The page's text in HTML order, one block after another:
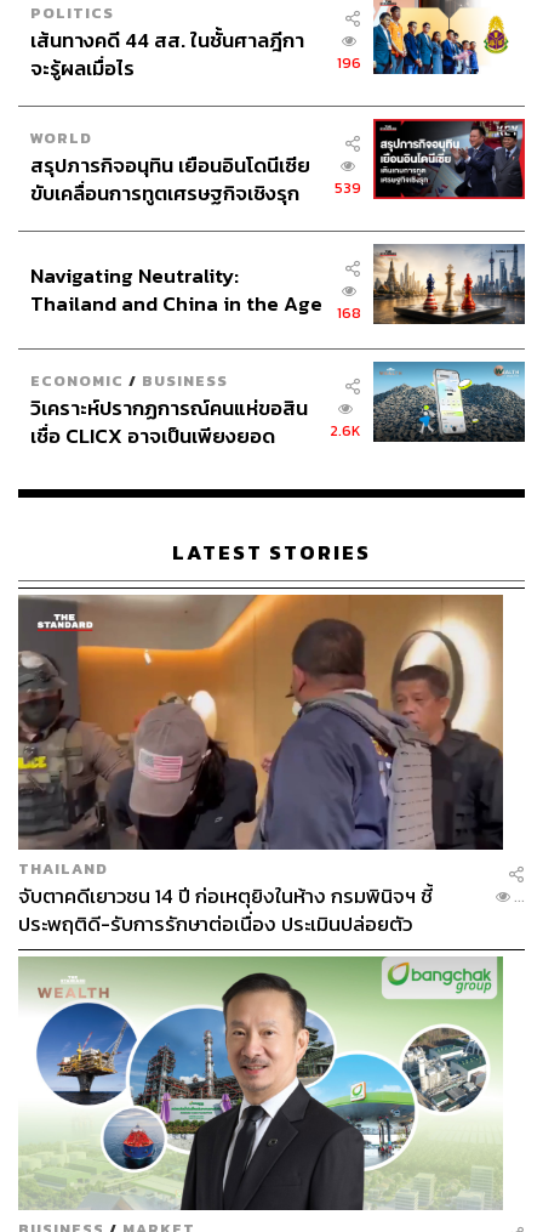
Running Man Thailand / iQIYI
แม้คอนเทนต์ฝั่งไทยจะอัดแน่น แต่ซีรีส์ฝั่งจีนก็ไม่น้อยหน้า ยัง
ประกาศไลน์อัปซีรีส์จีนเรื่องใหม่ อาทิ ‘How dare you!?’
นำแสดงโดย เฉิงเหล่ย และ หวังฉู่หรัน ‘Southern Anecdote’
นำแสดงโดย จางซินเฉิง, ติงอวี่ซี และ เจียงเพ่ยเหยา ‘Chasing
Jade’ นำแสดงโดย จางหลิงเฮ่อ และ เถียนซีเวย รวมถึงซีรีส์
จาก iQIYI ที่พร้อมมอบความสนุกแบบครบรสตั้งแต่ปลายปีนี้
จนถึงปีหน้า พร้อมเดินหน้าสู่ปี 2026 อย่างยิ่งใหญ่กว่าที่เคย
TAGS: ซีรีส์จีน ซีรีส์วาย
ซีรีส์ไทย
Running Man Thailand
GMMTV Running Man
996
ABOUT THE AUTHOR
ขัติยา ฤทธิรุตม์
Content Creator (Thai Culture) - THE
STANDARD POP
POLITICS
เส้นทางคดี 44 สส. ในชั้นศาลฎีกา
จะรู้ผลเมื่อไร
196
WORLD
สรุปภารกิจอนุทิน เยือนอินโดนีเซีย
ขับเคลื่อนการทูตเศรษฐกิจเชิงรุก
539
Navigating Neutrality:
Thailand and China in the Age
168
ECONOMIC / BUSINESS
วิเคราะห์ปรากฏการณ์คนแห่ขอสิน
เชื่อ CLICX อาจเป็นเพียงยอด
เรือนไทยที่ถูกซุกไว้
2.6K
LATEST STORIES
THAILAND
จับตาคดีเยาวชน 14 ปี ก่อเหตุยิงในห้าง กรมพินิจฯ ชี้
ประพฤติดี-รับการรักษาต่อเนื่อง ประเมินปล่อยตัว
...